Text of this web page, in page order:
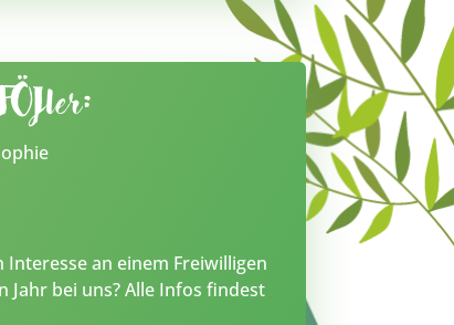
Interesse an einem Freiwilligen
Jahr bei uns? Alle Infos findest